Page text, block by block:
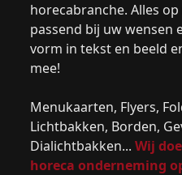
horecabranche. Alles
passend bij uw wensen
vorm in tekst en beeld
mee!
Menukaarten, Flyers,
Lichtbakken, Borden,
Dialichtbakken...Wij
horeca onderneming